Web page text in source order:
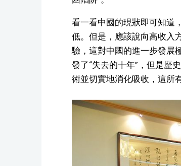
看一看中國的現狀即可知道
低。但是，應該說向高收入
驗，這對中國的進一步發展
發了“失去的十年”，但是歷
術並切實地消化吸收，這所